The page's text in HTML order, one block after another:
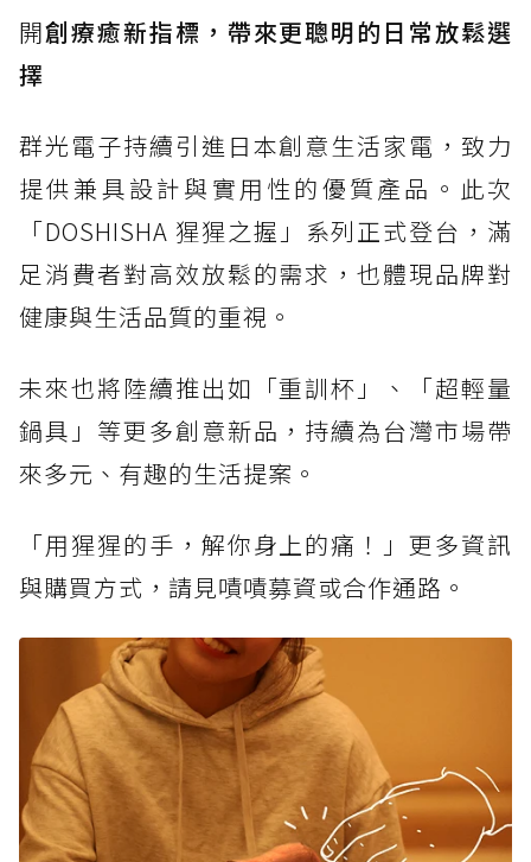
開創療癒新指標，帶來更聰明的日常放鬆選
擇
群光電子持續引進日本創意生活家電，致力
提供兼具設計與實用性的優質產品。此次
「DOSHISHA 猩猩之握」系列正式登台，滿
足消費者對高效放鬆的需求，也體現品牌對
健康與生活品質的重視。
未來也將陸續推出如「重訓杯」、「超輕量
鍋具」等更多創意新品，持續為台灣市場帶
來多元、有趣的生活提案。
「用猩猩的手，解你身上的痛！」更多資訊
與購買方式，請見嘖嘖募資或合作通路。